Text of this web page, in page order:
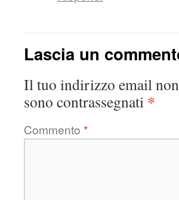
Lascia un
Il tuo indirizzo email
sono contrassegnati *
Commento *